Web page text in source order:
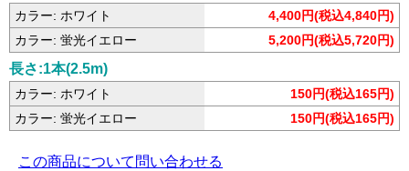
カラー: ホワイト
4,400円(税込4,840円)
カラー: 蛍光イエロー
5,200円(税込5,720円)
長さ:1本(2.5m)
カラー: ホワイト
150円(税込165円)
カラー: 蛍光イエロー
150円(税込165円)
この商品について問い合わせる